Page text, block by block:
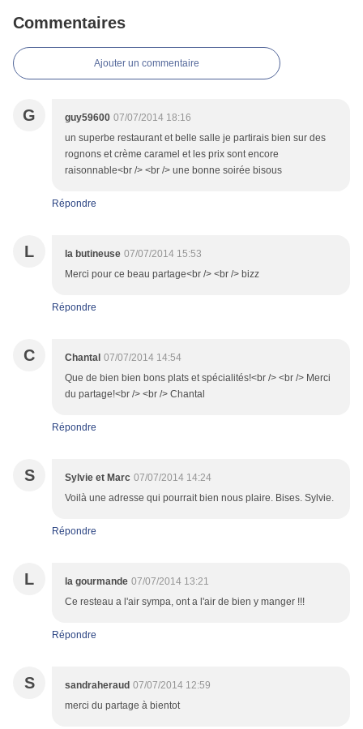
Commentaires
Ajouter un commentaire
G guy59600 07/07/2014 18:16
un superbe restaurant et belle salle je partirais bien sur des
rognons et crème caramel et les prix sont encore
raisonnable<br /> <br /> une bonne soirée bisous
Répondre
L la butineuse 07/07/2014 15:53
Merci pour ce beau partage<br /> <br /> bizz
Répondre
C Chantal 07/07/2014 14:54
Que de bien bien bons plats et spécialités!<br /> <br /> Merci
du partage!<br /> <br /> Chantal
Répondre
S Sylvie et Marc 07/07/2014 14:24
Voilà une adresse qui pourrait bien nous plaire. Bises. Sylvie.
Répondre
L la gourmande 07/07/2014 13:21
Ce resteau a l'air sympa, ont a l'air de bien y manger !!!
Répondre
S sandraheraud 07/07/2014 12:59
merci du partage à bientot